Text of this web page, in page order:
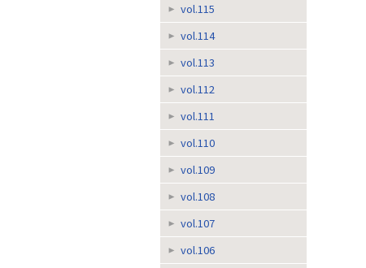
vol.115
vol.114
vol.113
vol.112
vol.111
vol.110
vol.109
vol.108
vol.107
vol.106